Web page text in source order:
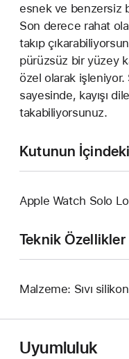
esnek ve benzersiz
Son derece rahat
takıp
pürüzsüz bir yüzey
özel olarak işleniyor.
sayesinde, kayışı
takabiliyorsunuz.
Kutunun
Apple Watch Solo
Teknik Özellikler
Malzeme: Sıvı
Uyumluluk